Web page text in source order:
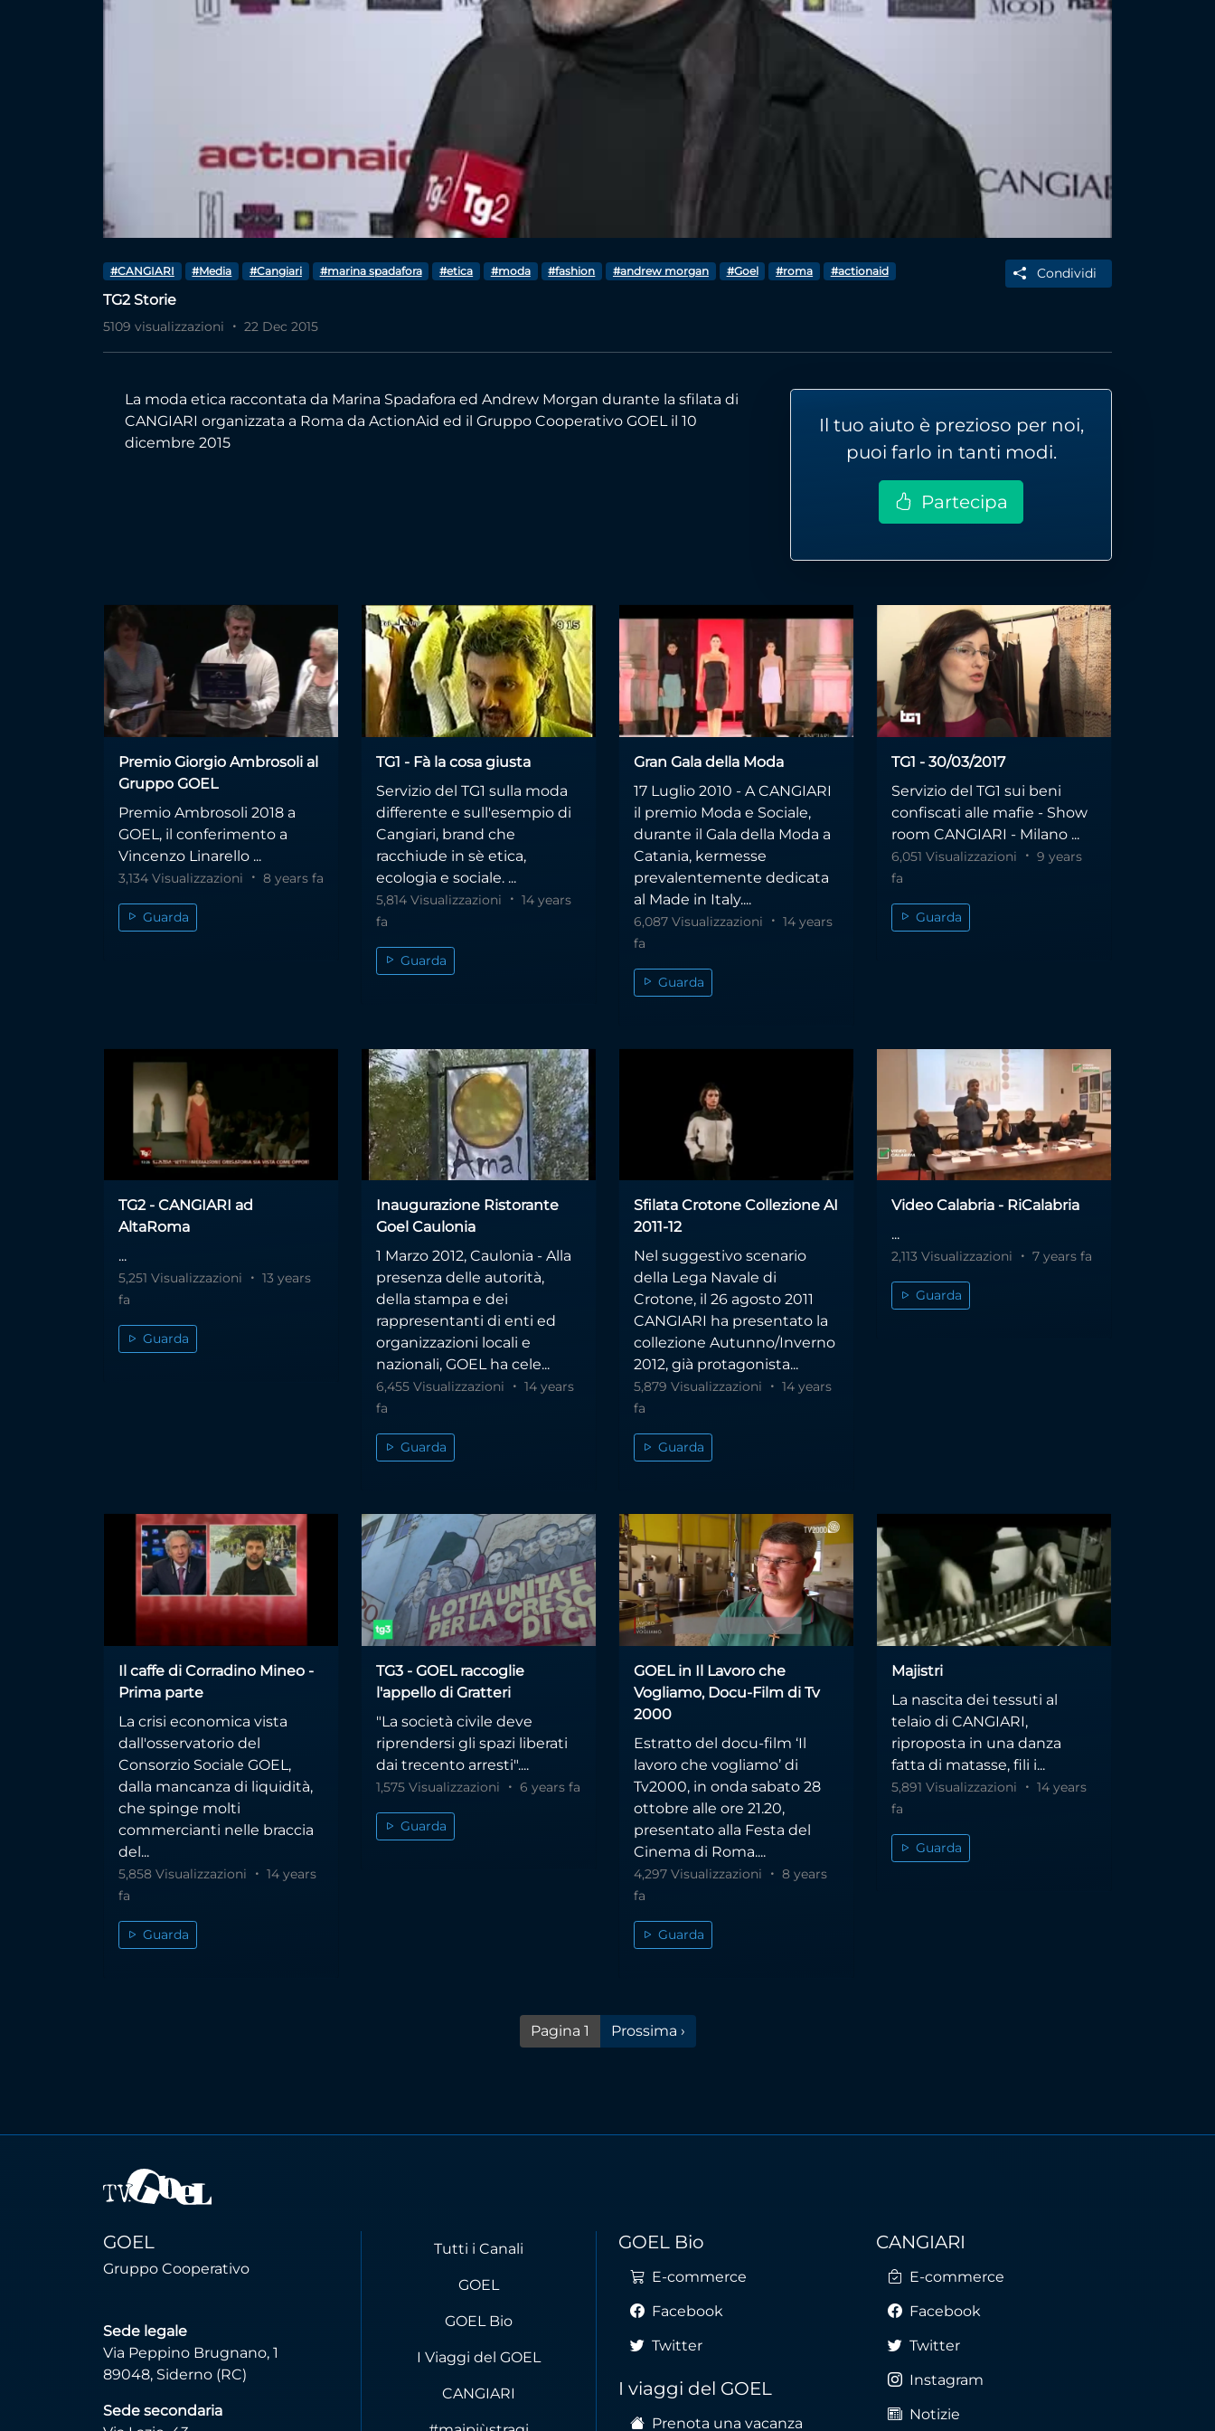
Video
#CANGIARI #Media #Cangiari #marina spadafora #etica #moda #fashion #andrew morgan #Goel #roma #actionaid Condividi
TG2 Storie
5109 visualizzazioni 22 Dec 2015
La moda etica raccontata da Marina Spadafora ed Andrew Morgan durante la sfilata di
CANGIARI organizzata a Roma da ActionAid ed il Gruppo Cooperativo GOEL il 10
dicembre 2015
Il tuo aiuto è prezioso per noi,
puoi farlo in tanti modi.
Partecipa
Premio Giorgio Ambrosoli al
Gruppo GOEL
Premio Ambrosoli 2018 a
GOEL, il conferimento a
Vincenzo Linarello ...
3,134 Visualizzazioni 8 years fa
Guarda
TG1 - Fà la cosa giusta
Servizio del TG1 sulla moda
differente e sull'esempio di
Cangiari, brand che
racchiude in sè etica,
ecologia e sociale. ...
5,814 Visualizzazioni
14 years
fa
Guarda
Gran Gala della Moda
17 Luglio 2010 - A CANGIARI
il premio Moda e Sociale,
durante il Gala della Moda a
Catania, kermesse
prevalentemente dedicata
al Made in Italy....
6,087 Visualizzazioni
14 years
fa
Guarda
TG1 - 30/03/2017
Servizio del TG1 sui beni
confiscati alle mafie - Show
room CANGIARI - Milano ...
6,051 Visualizzazioni
9 years
fa
Guarda
TG2 - CANGIARI ad
AltaRoma
...
5,251 Visualizzazioni
13 years
fa
Guarda
Inaugurazione Ristorante
Goel Caulonia
1 Marzo 2012, Caulonia - Alla
presenza delle autorità,
della stampa e dei
rappresentanti di enti ed
organizzazioni locali e
nazionali, GOEL ha cele...
6,455 Visualizzazioni
14 years
fa
Guarda
Sfilata Crotone Collezione AI
2011-12
Nel suggestivo scenario
della Lega Navale di
Crotone, il 26 agosto 2011
CANGIARI ha presentato la
collezione Autunno/Inverno
2012, già protagonista...
5,879 Visualizzazioni
14 years
fa
Guarda
Video Calabria - RiCalabria
...
2,113 Visualizzazioni 7 years fa
Guarda
Il caffe di Corradino Mineo -
Prima parte
La crisi economica vista
dall'osservatorio del
Consorzio Sociale GOEL,
dalla mancanza di liquidità,
che spinge molti
commercianti nelle braccia
del...
5,858 Visualizzazioni
14 years
fa
Guarda
TG3 - GOEL raccoglie
l'appello di Gratteri
"La società civile deve
riprendersi gli spazi liberati
dai trecento arresti"....
1,575 Visualizzazioni 6 years fa
Guarda
GOEL in Il Lavoro che
Vogliamo, Docu-Film di Tv
2000
Estratto del docu-film ‘Il
lavoro che vogliamo’ di
Tv2000, in onda sabato 28
ottobre alle ore 21.20,
presentato alla Festa del
Cinema di Roma....
4,297 Visualizzazioni
8 years
fa
Guarda
Majistri
La nascita dei tessuti al
telaio di CANGIARI,
riproposta in una danza
fatta di matasse, fili i...
5,891 Visualizzazioni
14 years
fa
Guarda
Pagina 1 Pagina successiva
Prossima ›
GOEL
Gruppo Cooperativo
Sede legale
Via Peppino Brugnano, 1
89048, Siderno (RC)
Sede secondaria
Tutti i Canali
GOEL
GOEL Bio
I Viaggi del GOEL
CANGIARI
GOEL Bio
E-commerce
Facebook
Twitter
I viaggi del GOEL
Prenota una vacanza
CANGIARI
E-commerce
Facebook
Twitter
Instagram
Notizie